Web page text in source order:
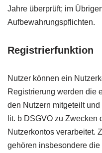
Jahre überprüft; im
Aufbewahrungspflichten.
Registrierfunktion
Nutzer können ein
Registrierung werden die
den Nutzern mitgeteilt
lit. b DSGVO zu Zwecken
Nutzerkontos verarbeitet.
gehören insbesondere